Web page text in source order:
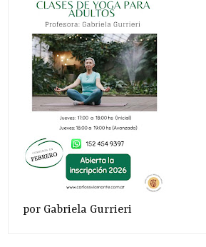
por Gabriela Gurrieri